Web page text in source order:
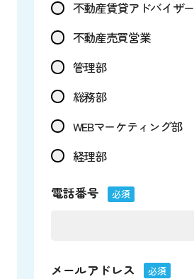
不動産賃貸アドバイザー
不動産売買営業
管理部
総務部
WEBマーケティング部
経理部
電話番号 必須
メールアドレス 必須